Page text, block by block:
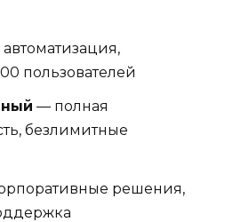
пользователей
— полная
безлимитные
решения,